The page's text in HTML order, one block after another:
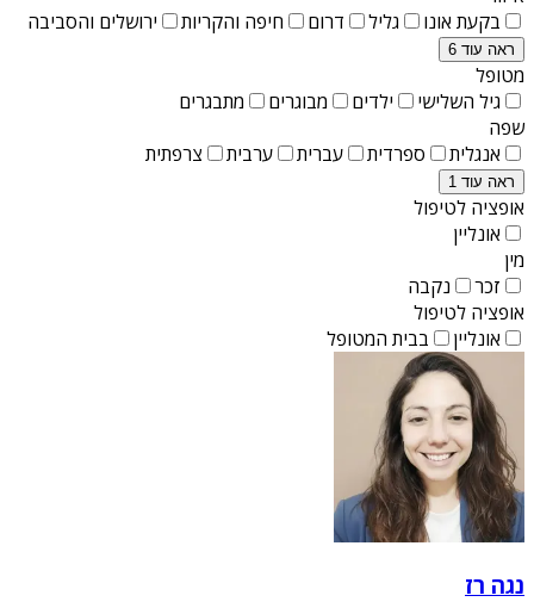
בקעת אונו
גליל דרום חיפה והקריות ירושלים והסביבה
ראה עוד 6
מטופל
גיל השלישי
ילדים מבוגרים
מתבגרים
שפה
אנגלית
ספרדית עברית ערבית צרפתית
ראה עוד 1
אופציה לטיפול
אונליין
מין
זכר
נקבה
אופציה לטיפול
אונליין
בבית המטופל
נגה רז